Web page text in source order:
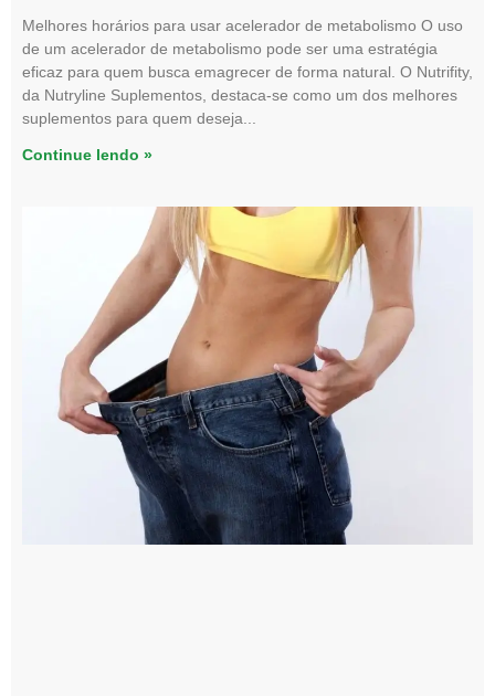
Melhores horários para usar acelerador de metabolismo O uso
de um acelerador de metabolismo pode ser uma estratégia
eficaz para quem busca emagrecer de forma natural. O Nutrifity,
da Nutryline Suplementos, destaca-se como um dos melhores
suplementos para quem deseja
Continue lendo »